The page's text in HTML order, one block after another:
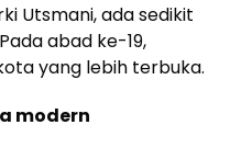
Utsmani, ada sedikit
abad ke-19,
yang lebih terbuka.
modern